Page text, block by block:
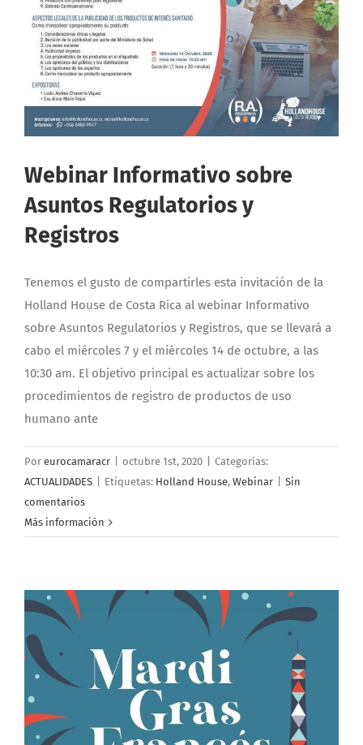
Webinar Informativo sobre
Asuntos Regulatorios y
Registros
Tenemos el gusto de compartirles esta invitación de la
Holland House de Costa Rica al webinar Informativo
sobre Asuntos Regulatorios y Registros, que se llevará a
cabo el miércoles 7 y el miércoles 14 de octubre, a las
10:30 am. El objetivo principal es actualizar sobre los
procedimientos de registro de productos de uso
humano ante
Por eurocamaracr octubre 1st, 2020
Categorías:
ACTUALIDADES
Etiquetas: Holland House, Webinar
Sin
comentarios
Más información